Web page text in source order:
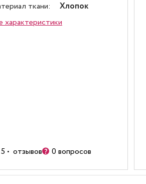
ткани:
Хлопок
характеристики
5 • отзывов 0 вопросов